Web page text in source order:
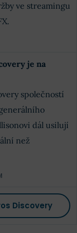
ve streamingu
je na
společností
dál usilují
než
Discovery